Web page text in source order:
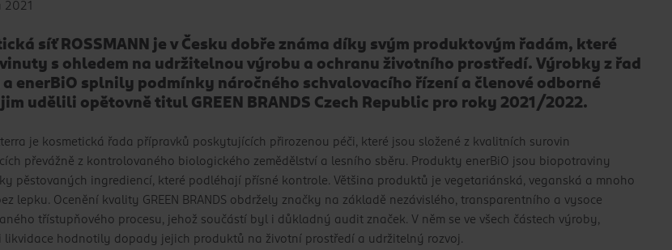
2021
síť ROSSMANN je v Česku dobře známa díky svým produktovým řadám, které
s ohledem na udržitelnou výrobu a ochranu životního prostředí. Výrobky z řad
enerBiO splnily podmínky náročného schvalovacího řízení a členové odborné
udělili opětovně titul GREEN BRANDS Czech Republic pro roky 2021/2022.
je kosmetická řada přípravků poskytujících přirozenou péči, které jsou složené z kvalitních surovin
převážně z kontrolovaného biologického zemědělství a lesního sběru. Produkty enerBiO jsou biopotraviny
pěstovaných ingrediencí, které podléhají přísné kontrole. Většina produktů je vegetariánská, veganská a mnoho
lepku. Ocenění kvality GREEN BRANDS obdržely značky na základě nezávislého, transparentního a vysoce
třístupňového procesu, jehož součástí byl i důkladný audit značek. V něm se ve všech částech výroby,
likvidace hodnotily dopady jejich produktů na životní prostředí a udržitelný rozvoj.